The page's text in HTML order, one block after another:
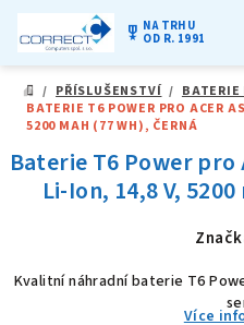
obsah
military_tech NA TRHU
OD R. 1991
DOMŮ
/ PŘÍSLUŠENSTVÍ / BATERIE
BATERIE T6 POWER PRO ACER
5200 MAH (77 WH), ČERNÁ
Baterie T6 Power pro
Li-Ion, 14,8 V,
Kvalitní náhradní baterie T6
Více